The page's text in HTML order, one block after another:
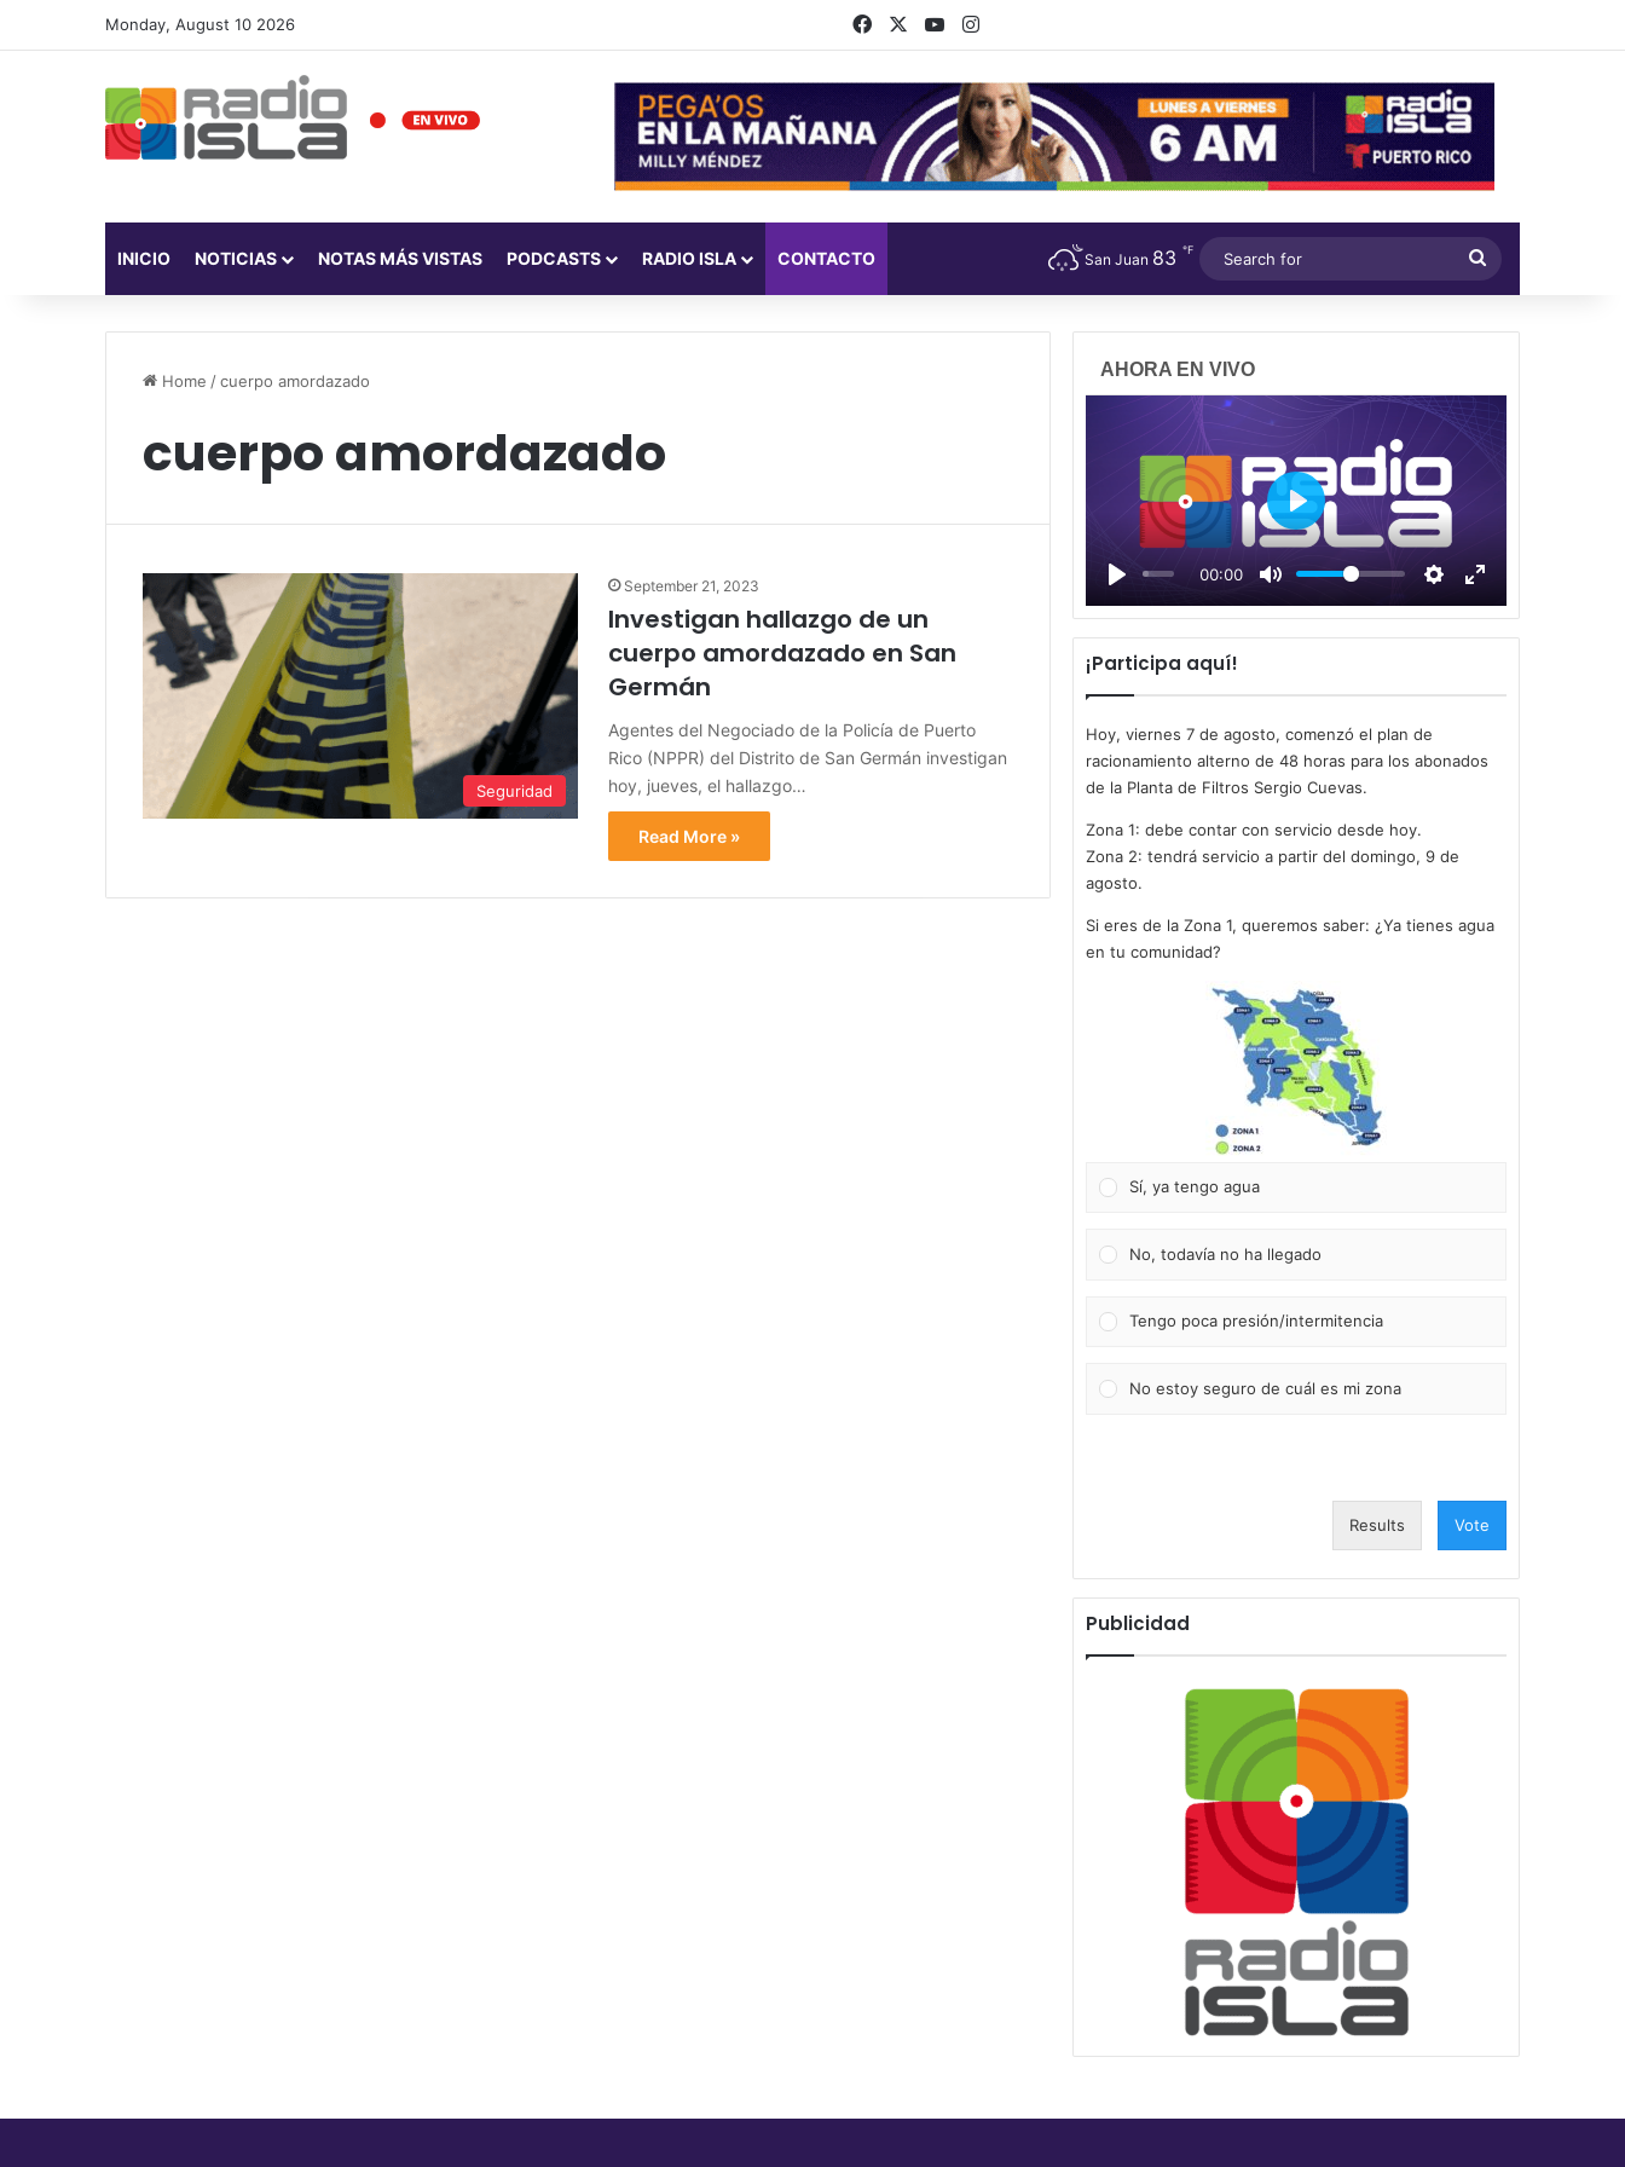
Monday, August 10 2026 FacebookYouTubeInstagram
INICIO NOTICIAS NOTAS MÁS VISTAS PODCASTS RADIO ISLA CONTACTO San Juan 83 ℉
for
Home /cuerpo amordazado
cuerpo amordazado
Seguridad
September 21, 2023
Investigan hallazgo de un
cuerpo amordazado en San
Germán
Agentes del Negociado de la Policía de Puerto
Rico (NPPR) del Distrito de San Germán investigan
hoy, jueves, el hallazgo…
Read More »
AHORA EN VIVO
00:00
P
l
a
y
¡Participa aquí!
Hoy, viernes 7 de agosto, comenzó el plan de
racionamiento alterno de 48 horas para los abonados
de la Planta de Filtros Sergio Cuevas.
Zona 1: debe contar con servicio desde hoy.
Zona 2: tendrá servicio a partir del domingo, 9 de
agosto.
Si eres de la Zona 1, queremos saber: ¿Ya tienes agua
en tu comunidad?
Sí, ya tengo agua
No, todavía no ha llegado
Tengo poca presión/intermitencia
No estoy seguro de cuál es mi zona
Results Vote
Publicidad